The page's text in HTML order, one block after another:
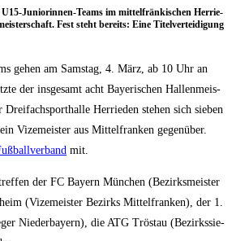
U15-Junio­rin­nen-Teams im mit­tel­frän­ki­schen Her­rie­
Fest steht bereits: Eine Titel­ver­tei­di­gung
gehen am Sams­tag, 4. März, ab 10 Uhr an
der ins­ge­samt acht Baye­ri­schen Hal­len­meis­
Drei­fach­sport­hal­le Her­rie­den ste­hen sich sie­ben
Vize­meis­ter aus Mit­tel­fran­ken gegen­über.
mit.
der FC Bay­ern Mün­chen (Bezirks­meis­ter
(Vize­meis­ter Bezirks Mit­tel­fran­ken), der 1.
Nie­der­bay­ern), die ATG Tröst­au (Bezirks­sie­